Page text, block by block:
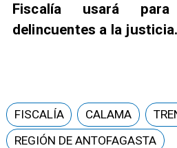
Fiscalía usará
delincuentes a la justicia.
FISCALÍA CALAMA
REGIÓN DE ANTOFAGASTA